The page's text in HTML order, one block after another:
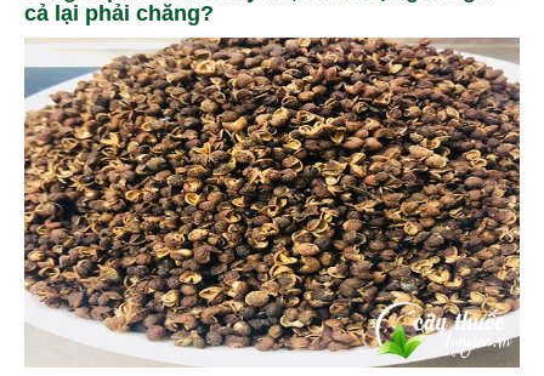
cả lại phải chăng?